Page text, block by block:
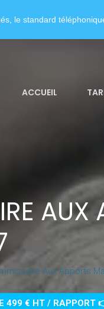
ACCUEIL
AUX
Aux Apports
499 € HT / RAPPORT
le standard